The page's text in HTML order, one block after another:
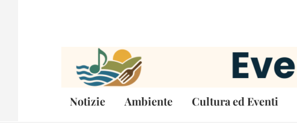
Notizie Ambiente Cultura ed Eventi